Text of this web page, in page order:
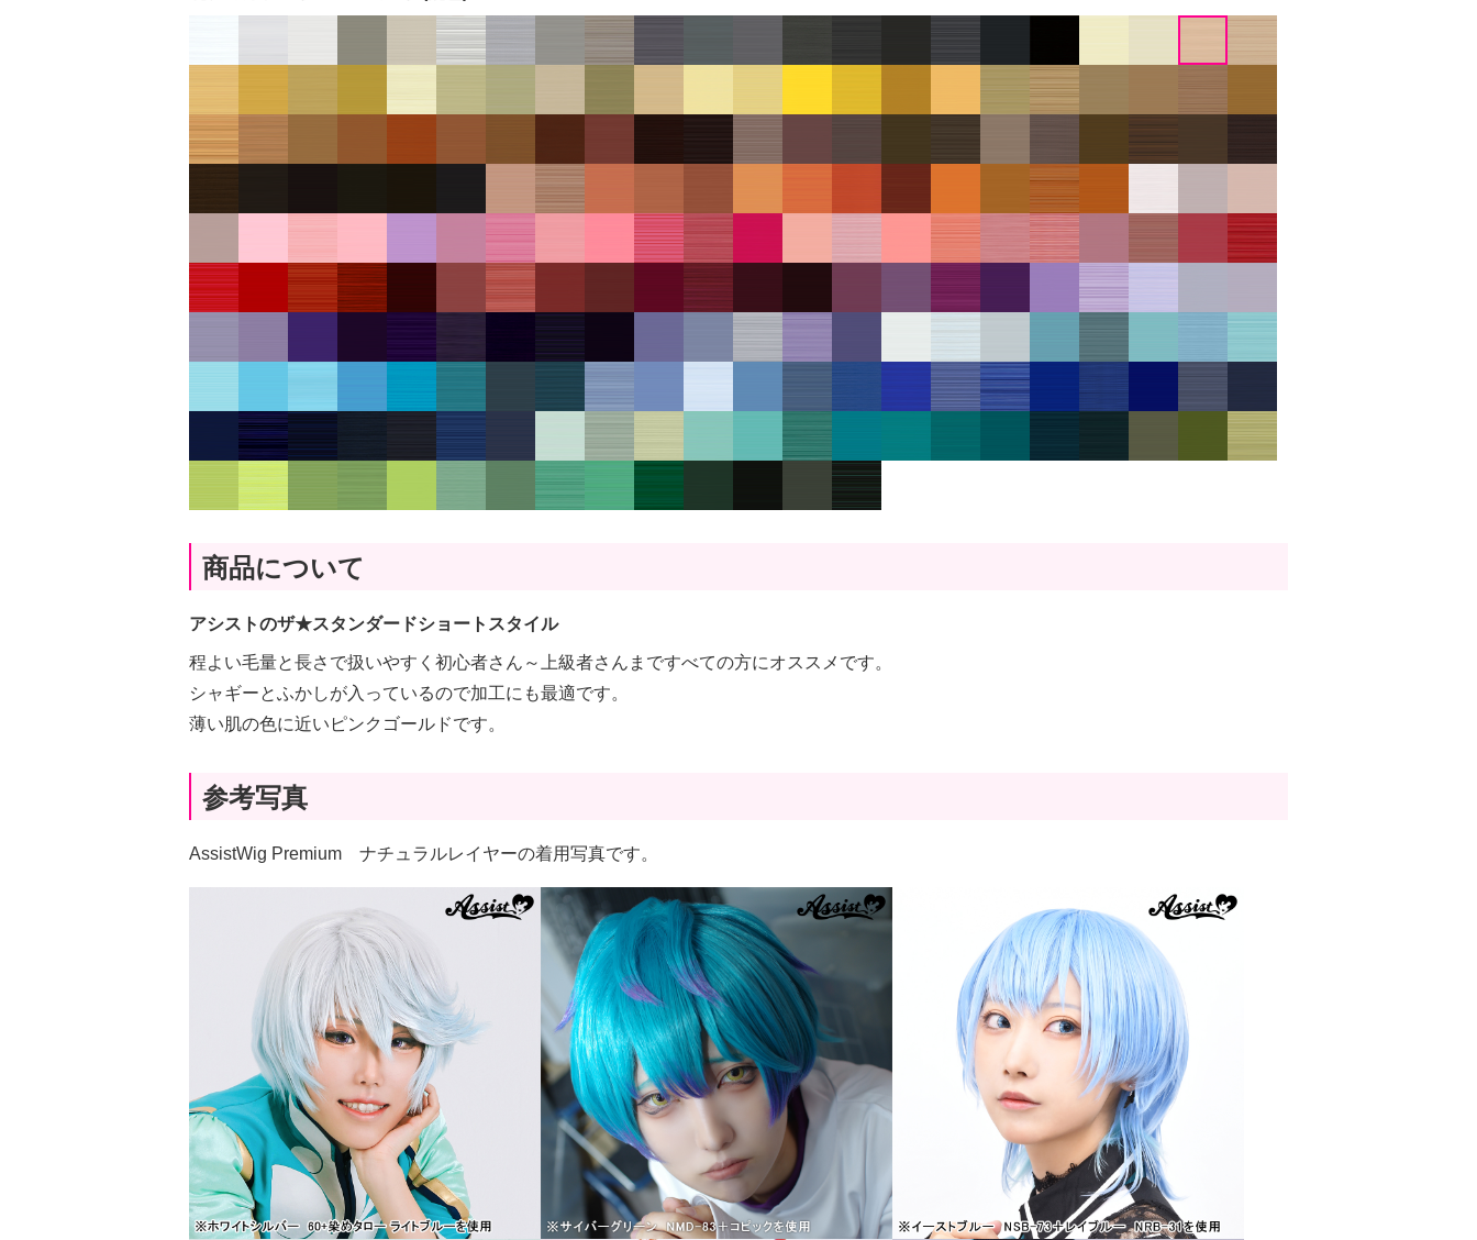
商品について
アシストのザ★スタンダードショートスタイル
程よい毛量と長さで扱いやすく初心者さん～上級者さんまですべての方にオススメです。
シャギーとふかしが入っているので加工にも最適です。
薄い肌の色に近いピンクゴールドです。
参考写真
AssistWig Premium ナチュラルレイヤーの着用写真です。